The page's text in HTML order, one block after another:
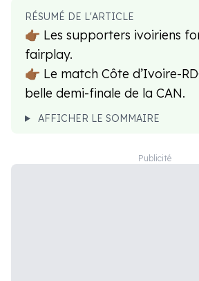
RÉSUMÉ DE L'ARTICLE
👉🏾 Les supporters ivoiriens
fairplay.
👉🏾 Le match Côte d’Ivoire-
belle demi-finale de la CAN.
AFFICHER LE SOMMAIRE